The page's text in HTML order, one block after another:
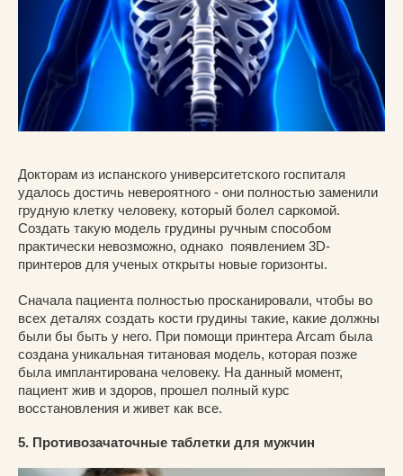
Докторам из испанского университетского госпиталя
удалось достичь невероятного - они полностью заменили
грудную клетку человеку, который болел саркомой.
Создать такую модель грудины ручным способом
практически невозможно, однако появлением 3D-
принтеров для ученых открыты новые горизонты.
Сначала пациента полностью просканировали, чтобы во
всех деталях создать кости грудины такие, какие должны
были бы быть у него. При помощи принтера Arcam была
создана уникальная титановая модель, которая позже
была имплантирована человеку. На данный момент,
пациент жив и здоров, прошел полный курс
восстановления и живет как все.
5. Противозачаточные таблетки для мужчин